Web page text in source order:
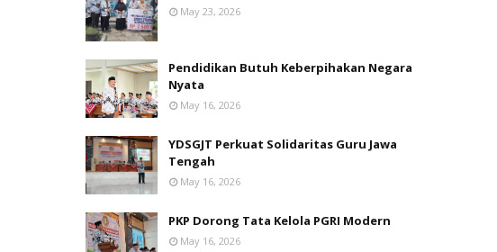
May 23, 2026
Pendidikan Butuh Keberpihakan Negara
Nyata
May 16, 2026
YDSGJT Perkuat Solidaritas Guru Jawa
Tengah
May 16, 2026
PKP Dorong Tata Kelola PGRI Modern
May 16, 2026